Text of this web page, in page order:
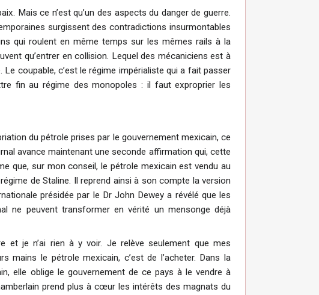
Mais ce n’est qu’un des aspects du danger de guerre.
surgissent des contradictions insurmontables
qui roulent en même temps sur les mêmes rails à la
qu’entrer en collision. Lequel des mécaniciens est à
Le coupable, c’est le régime impérialiste qui a fait passer
fin au régime des monopoles : il faut exproprier les
du pétrole prises par le gouvernement mexicain, ce
avance maintenant une seconde affirmation qui, cette
que, sur mon conseil, le pétrole mexicain est vendu au
de Staline. Il reprend ainsi à son compte la version
présidée par le Dr John Dewey a révélé que les
ne peuvent transformer en vérité un mensonge déjà
et je n’ai rien à y voir. Je relève seulement que mes
mains le pétrole mexicain, c’est de l’acheter. Dans la
elle oblige le gouvernement de ce pays à le vendre à
prend plus à cœur les intérêts des magnats du